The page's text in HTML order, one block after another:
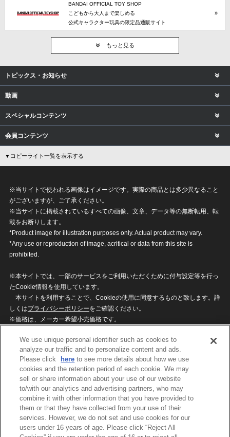
BANDAI OFFICIAL TOY SHOP
こどもから大人まで楽しめる
公式キャラクター玩具の限定品通販サイト
もっと見る
トピックス・お知らせ
動画
スペシャルコンテンツ
会員コンテンツ
▼コピーライト一覧を表示する
※当サイトで使われる画像はイメージです。実際の商品とは多少異なること
がございますが、ご了承ください。
※当サイトに掲載されているすべての画像、文章、データ等の無断転用、転
載をお断りします。
*Product image for illustration purposes only. Actual product may vary.
*Any use or reproduction of image, acritical or data from this site is
prohibited.
※本サイトでは、一部のサービスをご利用いただくために付与設定等を行っ
たCookie情報を使用しています。
本サイトを利用することで、Cookieの使用に同意するものと致します。詳
しくはプライバシーポリシーをご確認ください。
※価格は、メーカー希望小売価格です。
ざいますのでご了承ください。
privacypolicy
Do Not Sell or Share My
Personal Information
ウェブサイトご利用条件
ソーシャルメディアポリシー
個人情報保護方針
お問い合わせ
We use unique personal identifier such as cookies to
analyze our traffic and to personalize content and ads.
Please click
here to see more details about how we use
cookies and the retention period of each cookie. We may
sell or share information about your use of our website
to/with our analytics and advertising partners, who may
combine it with other information that you have provided to
them or that they have collected from your use of their
services. However, we do not set and use cookies for our
users under 16 years of age. Please click “Reject All